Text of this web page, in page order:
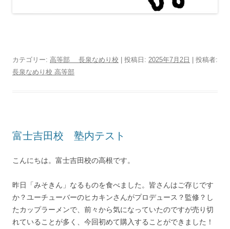
カテゴリー: 高等部 長泉なめり校 | 投稿日: 2025年7月2日
投稿者:
長泉なめり校 高等部
富士吉田校 塾内テスト
こんにちは。富士吉田校の高根です。
昨日「みそきん」なるものを食べました。皆さんはご存じです
か？ユーチューバーのヒカキンさんがプロデュース？監修？し
たカップラーメンで、前々から気になっていたのですが売り切
れていることが多く、今回初めて購入することができました！